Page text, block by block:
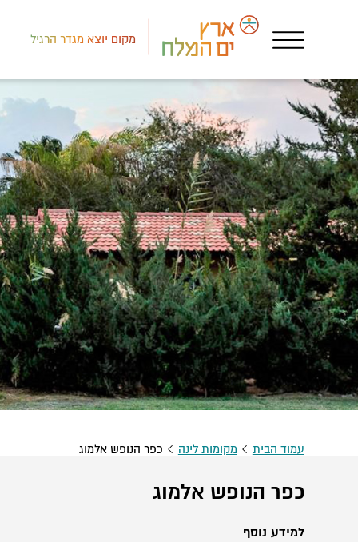
מקום יוצא מגדר הרגיל
עמוד הבית מקומות לינה כפר הנופש אלמוג
כפר הנופש אלמוג
למידע נוסף